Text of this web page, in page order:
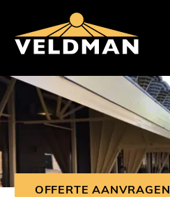
OFFERTE AANVRAGEN